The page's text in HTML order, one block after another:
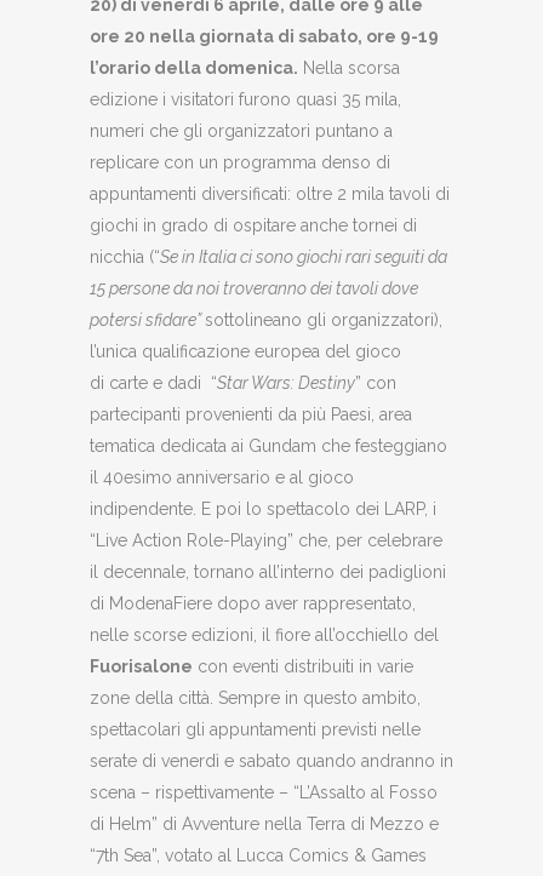
20) di venerdì 6 aprile, dalle ore 9 alle
ore 20 nella giornata di sabato, ore 9-19
l’orario della domenica. Nella scorsa
edizione i visitatori furono quasi 35 mila,
numeri che gli organizzatori puntano a
replicare con un programma denso di
appuntamenti diversificati: oltre 2 mila tavoli di
giochi in grado di ospitare anche tornei di
nicchia (“Se in Italia ci sono giochi rari seguiti da
15 persone da noi troveranno dei tavoli dove
potersi sfidare”sottolineano gli organizzatori),
l’unica qualificazione europea del gioco
di carte e dadi “Star Wars: Destiny” con
partecipanti provenienti da più Paesi, area
tematica dedicata ai Gundam che festeggiano
il 40esimo anniversario e al gioco
indipendente. E poi lo spettacolo dei LARP, i
“Live Action Role-Playing” che, per celebrare
il decennale, tornano all’interno dei padiglioni
di ModenaFiere dopo aver rappresentato,
nelle scorse edizioni, il fiore all’occhiello del
Fuorisalone con eventi distribuiti in varie
zone della città. Sempre in questo ambito,
spettacolari gli appuntamenti previsti nelle
serate di venerdì e sabato quando andranno in
scena – rispettivamente – “L’Assalto al Fosso
di Helm” di Avventure nella Terra di Mezzo e
“7th Sea”, votato al Lucca Comics & Games